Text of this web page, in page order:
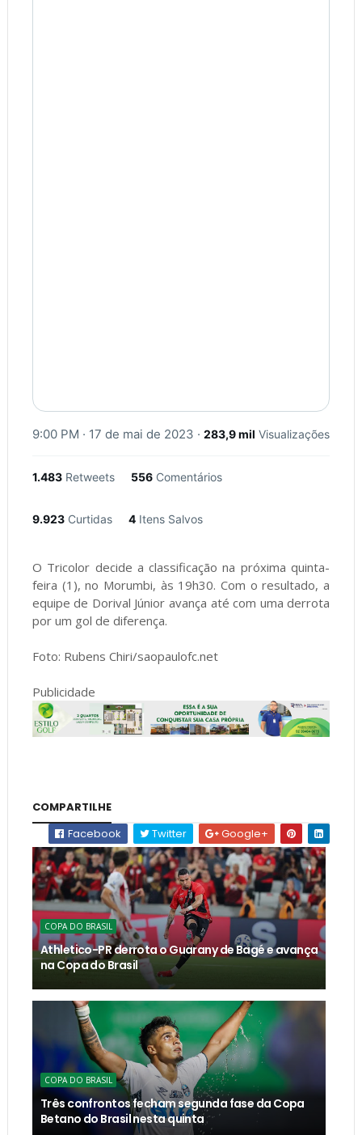
9:00 PM · 17 de mai de 2023 · 283,9 mil Visualizações
1.483 Retweets 556 Comentários
9.923 Curtidas 4 Itens Salvos
O Tricolor decide a classificação na próxima quinta-
feira (1), no Morumbi, às 19h30. Com o resultado, a
equipe de Dorival Júnior avança até com uma derrota
por um gol de diferença.
Foto: Rubens Chiri/saopaulofc.net
Publicidade
COMPARTILHE
Facebook
Twitter Google+
COPA DO BRASIL
Athletico-PR derrota o Guarany de Bagé e avança
na Copa do Brasil
COPA DO BRASIL
Três confrontos fecham segunda fase da Copa
Betano do Brasil nesta quinta